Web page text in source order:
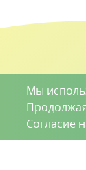
Мы
Согласие